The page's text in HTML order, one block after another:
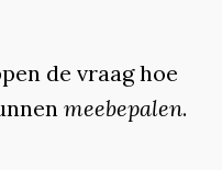
de vraag hoe
meebepalen.